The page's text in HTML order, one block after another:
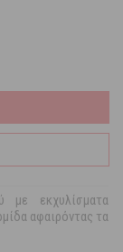
με εκχυλίσματα
αφαιρόντας τα